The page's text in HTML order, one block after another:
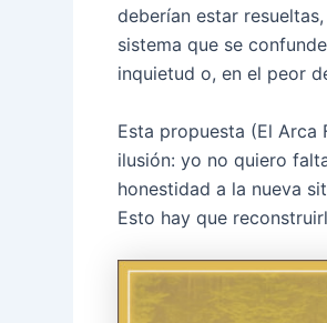
deberían estar
sistema que se
inquietud o, en el peor
Esta propuesta (El Arca
ilusión: yo no quiero
honestidad a la nueva
Esto hay que